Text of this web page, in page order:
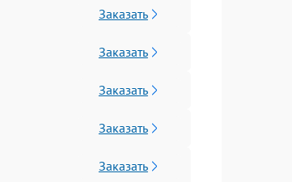
Заказать
Заказать
Заказать
Заказать
Заказать